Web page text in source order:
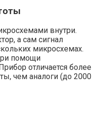
внутри.
а сам сигнал
микросхемах.
помощи
отличается более
чем аналоги (до 2000